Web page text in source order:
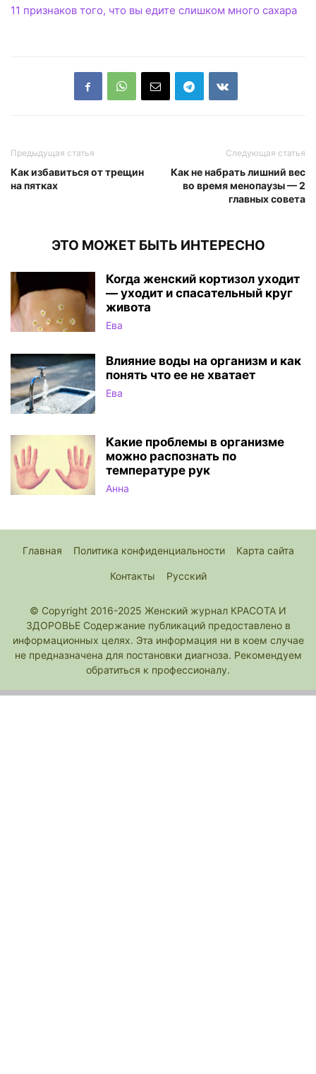
11 признаков того, что вы едите слишком много сахара
Предыдущая статья
Как избавиться от трещин
на пятках
Следующая статья
Как не набрать лишний вес
во время менопаузы — 2
главных совета
ЭТО МОЖЕТ БЫТЬ ИНТЕРЕСНО
Когда женский кортизол уходит
— уходит и спасательный круг
живота
Ева
Влияние воды на организм и как
понять что ее не хватает
Ева
Какие проблемы в организме
можно распознать по
температуре рук
Анна
Главная Политика конфиденциальности Карта сайта
Контакты Русский
© Copyright 2016-2025 Женский журнал КРАСОТА И
ЗДОРОВЬЕ Содержание публикаций предоставлено в
информационных целях. Эта информация ни в коем случае
не предназначена для постановки диагноза. Рекомендуем
обратиться к профессионалу.